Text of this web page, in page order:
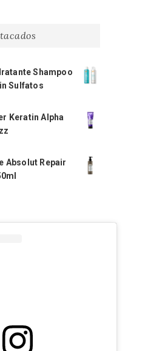
Shampoo
Sulfatos
Keratin Alpha
Absolut Repair